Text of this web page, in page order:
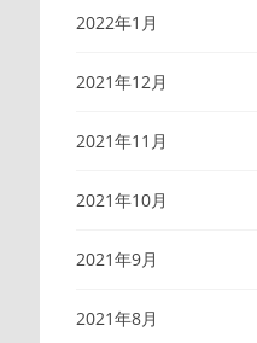
2022年1月
2021年12月
2021年11月
2021年10月
2021年9月
2021年8月